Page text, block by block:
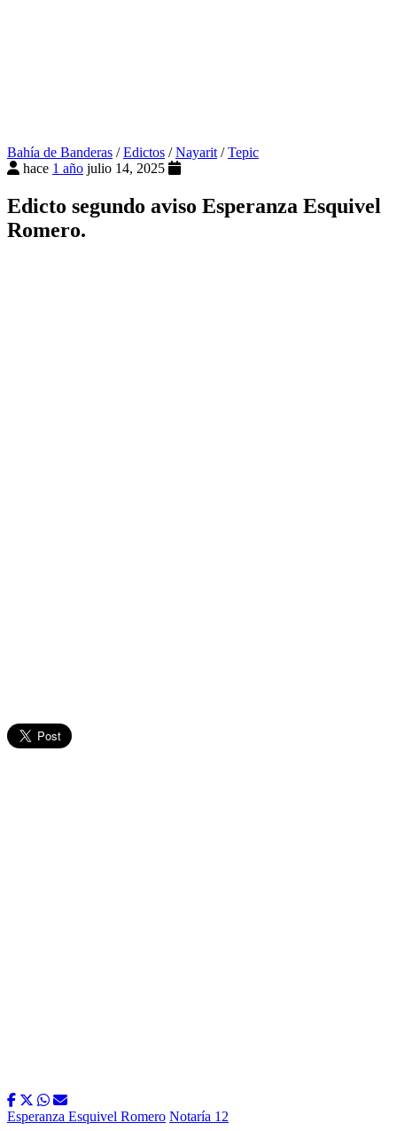
Bahía de Banderas /Edictos /Nayarit/Tepic
hace 1 año julio 14, 2025
Edicto segundo aviso Esperanza Esquivel
Romero.
Esperanza Esquivel Romero Notaría 12